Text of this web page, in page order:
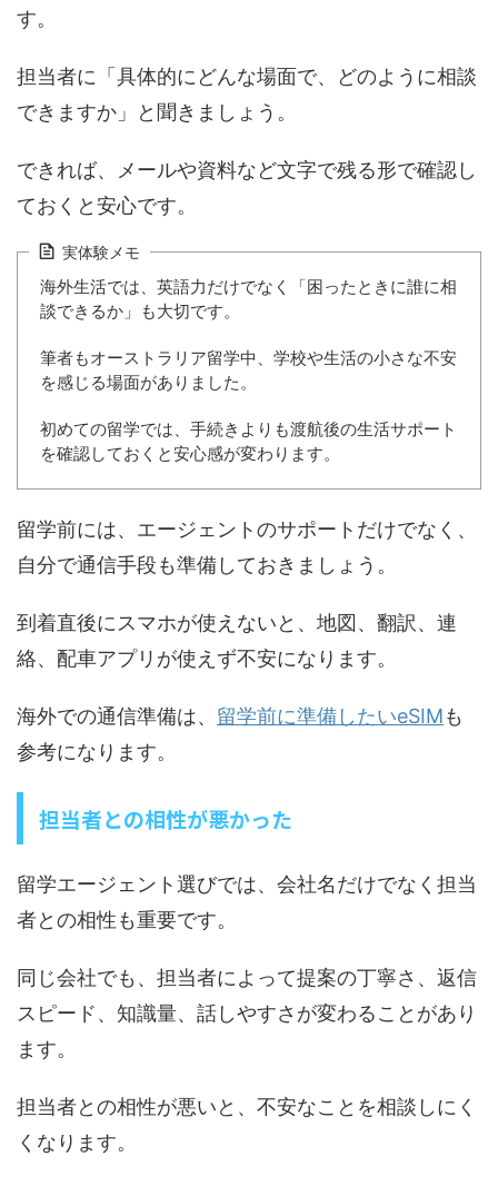
す。
担当者に「具体的にどんな場面で、どのように相談
できますか」と聞きましょう。
できれば、メールや資料など文字で残る形で確認し
ておくと安心です。
実体験メモ
海外生活では、英語力だけでなく「困ったときに誰に相
談できるか」も大切です。
筆者もオーストラリア留学中、学校や生活の小さな不安
を感じる場面がありました。
初めての留学では、手続きよりも渡航後の生活サポート
を確認しておくと安心感が変わります。
留学前には、エージェントのサポートだけでなく、
自分で通信手段も準備しておきましょう。
到着直後にスマホが使えないと、地図、翻訳、連
絡、配車アプリが使えず不安になります。
海外での通信準備は、 留学前に準備したいeSIMも
参考になります。
担当者との相性が悪かった
留学エージェント選びでは、会社名だけでなく担当
者との相性も重要です。
同じ会社でも、担当者によって提案の丁寧さ、返信
スピード、知識量、話しやすさが変わることがあり
ます。
担当者との相性が悪いと、不安なことを相談しにく
くなります。